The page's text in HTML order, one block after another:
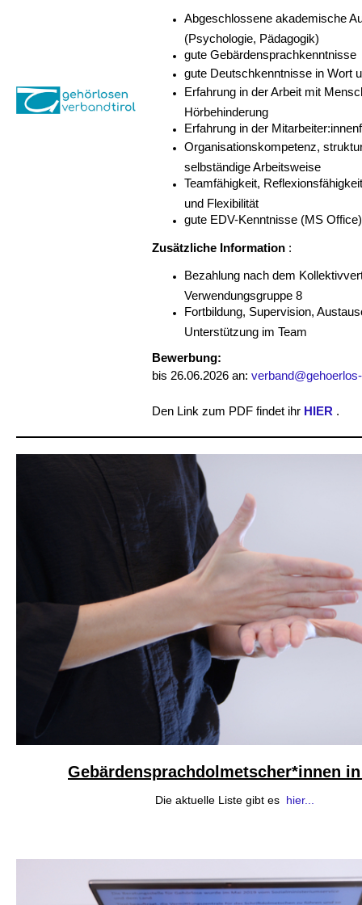
Abgeschlossene akademische
(Psychologie, Pädagogik)
gute Gebärdensprachkenntnisse
gute Deutschkenntnisse in Wort
Erfahrung in der Arbeit mit
Hörbehinderung
Erfahrung in der
Organisationskompetenz,
selbständige Arbeitsweise
Teamfähigkeit,
und Flexibilität
gute EDV-Kenntnisse (MS Office)
Zusätzliche Information :
Bezahlung nach dem
Verwendungsgruppe 8
Fortbildung, Supervision,
Unterstützung im Team
Bewerbung:
bis 26.06.2026 an:
Den Link zum PDF findet ihr HIER .
Gebärdensprachdolmetscher*innen
Die aktuelle Liste gibt es hier...